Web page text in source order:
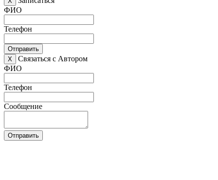
ФИО
Телефон
Отправить
X
Связаться с Автором
ФИО
Телефон
Сообщение
Отправить